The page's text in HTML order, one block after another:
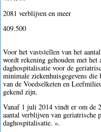
2081 verblijven en meer
409.500 
Voor het vaststellen van het
wordt rekening gehouden met
daghospitalisatie voor de
minimale ziekenhuisgegevens
van de Voedselketen en
gekend zijn.
Vanaf 1 juli 2014 vindt er om de
aantal verblijven van geriatrische
daghospitalisatie. ».